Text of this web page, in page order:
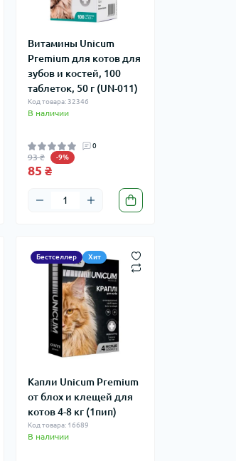
Витамины Unicum
Рremium для котов для
зубов и костей, 100
таблеток, 50 г (UN-011)
Код товара: 32346
В наличии
0
93 ₴ -9%
85 ₴
Бестселлер Хит
Капли Unicum Рremium
от блох и клещей для
котов 4-8 кг (1пип)
Код товара: 16689
В наличии